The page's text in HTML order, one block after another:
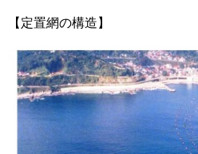
【定置網の構造】